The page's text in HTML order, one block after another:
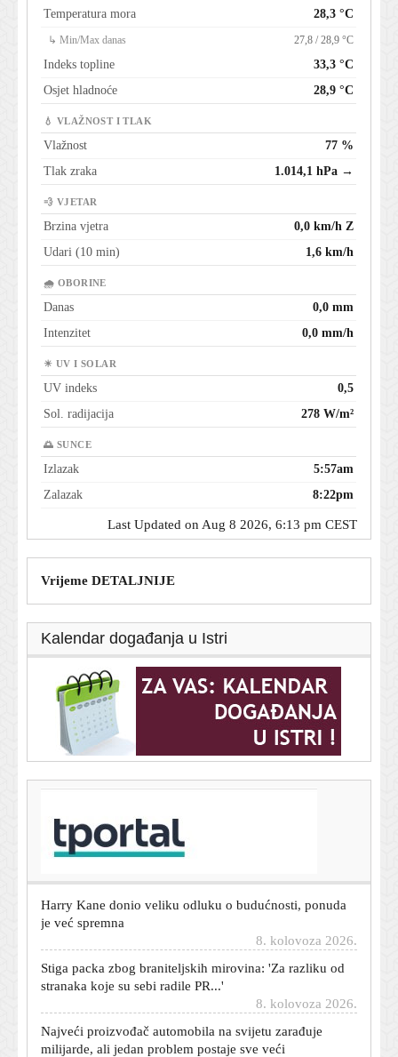
Temperatura mora 28,3 °C
↳ Min/Max danas 27,8 / 28,9 °C
Indeks topline
33,3 °C
Osjet hladnoće
28,9 °C
💧 VLAŽNOST I TLAK
Vlažnost
77 %
Tlak zraka
1.014,1 hPa →
💨 VJETAR
Brzina vjetra
0,0 km/h Z
Udari (10 min)
1,6 km/h
🌧 OBORINE
Danas
0,0 mm
Intenzitet
0,0 mm/h
☀ UV I SOLAR
UV indeks
0,5
Sol. radijacija
278 W/m²
🌅 SUNCE
Izlazak
5:57am
Zalazak
8:22pm
Last Updated on Aug 8 2026, 6:13 pm CEST
Vrijeme DETALJNIJE
Kalendar događanja u Istri
Jedan od najvećih automobilskih brendova svijeta
upravo je doživio šok u Europi
je već spremna
Stiga packa zbog braniteljskih mirovina: 'Za razliku od
stranaka koje su sebi radile PR...'
Najveći proizvođač automobila na svijetu zarađuje
milijarde, ali jedan problem postaje sve veći
8. kolovoza 2026.